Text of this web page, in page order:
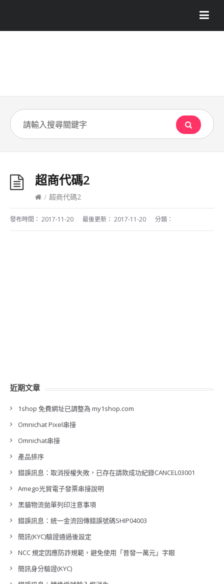
超商代碼2
/ 超商代碼2
發布時間： 2017-11-20 最後更新： 2017-11-20 分類：
近期文章
1shop 免費網址已調整為 my1shop.com
Omnichat Pixel串接
Omnichat串接
產品排序
錯誤訊息：取消授權失敗，已存在請款成功紀錄CANCEL03001
Amego光貿電子發票串接說明
黑貓物流拋單列印注意事項
錯誤訊息：統一金流回傳錯誤號碼SHIP04003
簡訊(KYC)驗證通過後設定
NCC 規定因應防詐規範，避免使用「普發一萬元」字眼
簡訊身分驗證(KYC)